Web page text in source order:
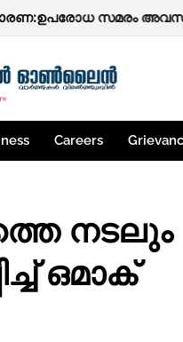
സമരം
Careers
നടലും
ഒമാക്